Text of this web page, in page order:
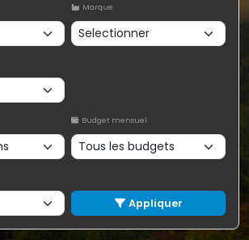
Marque
Budget mensuel
Appliquer